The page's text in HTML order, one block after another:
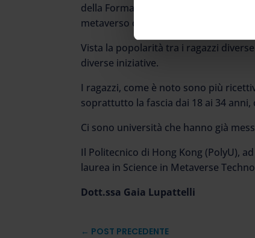
della Formazione Universitaria a
metaverso di Roblox.
Vista la popolarità tra i ragazzi
diverse iniziative.
I ragazzi, come è noto sono più
soprattutto la fascia dai 18 ai 34
Ci sono università che hanno già
Il Politecnico di Hong Kong (PolyU),
laurea in Science in Metaverse
Dott.ssa Gaia Lupattelli
← POST PRECEDENTE